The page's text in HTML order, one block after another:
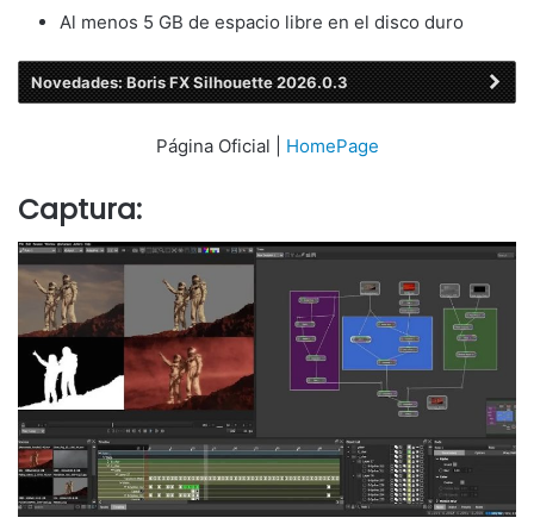
Al menos 5 GB de espacio libre en el disco duro
Novedades: Boris FX Silhouette 2026.0.3
Página Oficial | HomePage
Captura: